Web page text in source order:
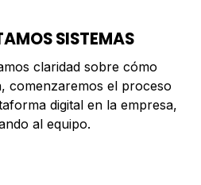
SISTEMAS
claridad sobre cómo
comenzaremos el proceso
digital en la empresa,
al equipo.